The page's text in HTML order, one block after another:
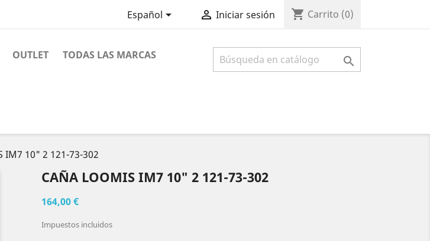
Español  Iniciar sesión shopping_cart Carrito (0)

OUTLET TODAS LAS MARCAS
IM7 10" 2 121-73-302
CAÑA LOOMIS IM7 10" 2 121-73-302
164,00 €
Impuestos incluidos